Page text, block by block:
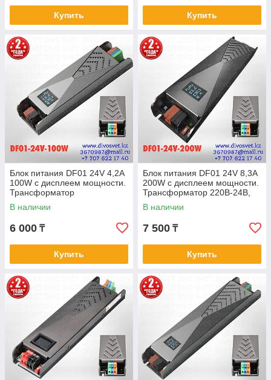
Купить Купить
Блок питания DF01 24V 4,2A
100W c дисплеем мощности.
Трансформатор
220В-24В,100 Ватт. Блоки
питания 24 вольт
В наличии
6 000 ₸
Купить
Блок питания DF01 24V 8,3A
200W с дисплеем мощности.
Трансформатор 220В-24В,
200 Ватт. Блоки питания 24
вольт
В наличии
7 500 ₸
Купить